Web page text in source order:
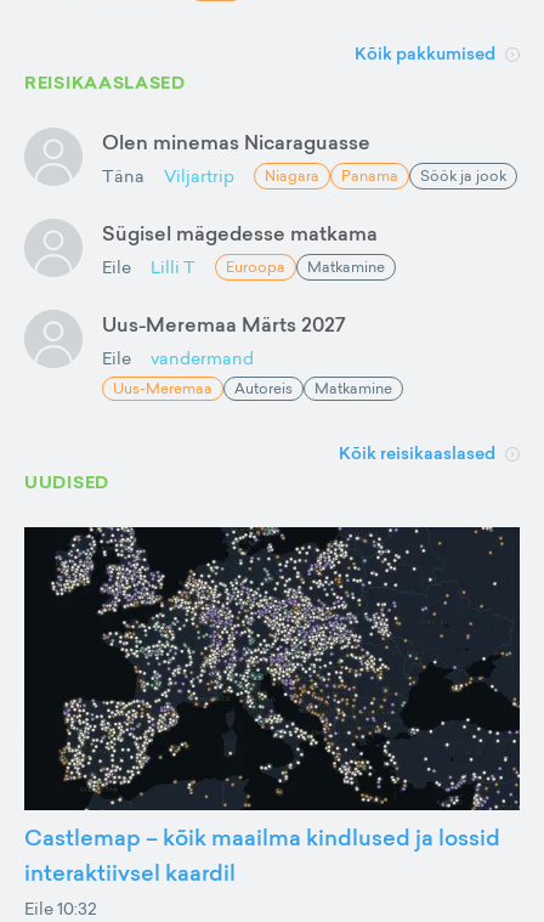
Kõik pakkumised
REISIKAASLASED
Olen minemas Nicaraguasse
Täna Viljartrip Niagara Panama Söök ja jook
Sügisel mägedesse matkama
Eile Lilli T Euroopa Matkamine
Uus-Meremaa Märts 2027
Eile vandermand
Uus-Meremaa Autoreis Matkamine
Kõik reisikaaslased
UUDISED
Castlemap – kõik maailma kindlused ja lossid
interaktiivsel kaardil
Eile 10:32